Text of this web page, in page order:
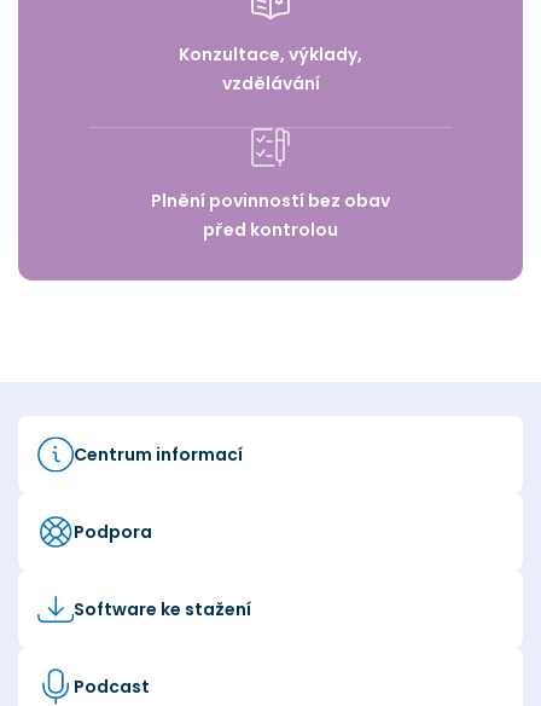
Konzultace, výklady,
vzdělávání
Plnění povinností bez obav
před kontrolou
Centrum informací
Podpora
Software ke stažení
Podcast